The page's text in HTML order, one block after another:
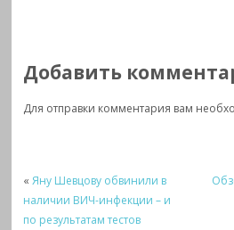
Добавить
Для отправки комментария вам
«Яну Шевцову обвинили в
наличии ВИЧ-инфекции – и
по результатам тестов